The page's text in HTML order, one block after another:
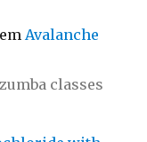
em Avalanche
classes